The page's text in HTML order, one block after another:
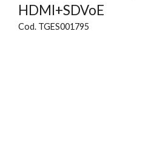
HDMI+SDVoE
Cod. TGES001795